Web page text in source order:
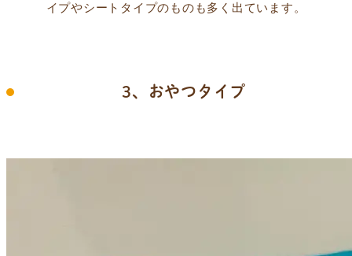
イプやシートタイプのものも多く出ています。
3、おやつタイプ